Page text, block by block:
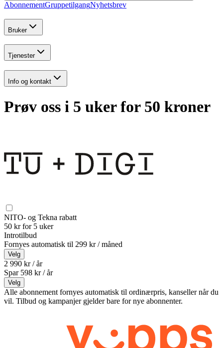
AbonnementGruppetilgangNyhetsbrev
Bruker
Tjenester
Info og kontakt
Prøv oss i 5 uker for 50 kroner
NITO- og Tekna rabatt
50 kr for 5 uker
Introtilbud
Fornyes automatisk til 299 kr / måned
Velg
2 990 kr / år
Spar 598 kr /år
Velg
Alle abonnement fornyes automatisk til ordinærpris, kanseller når du
vil. Tilbud og kampanjer gjelder bare for nye abonnenter.